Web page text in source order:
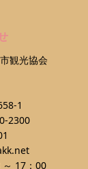
観光協会
1
2300
17：00